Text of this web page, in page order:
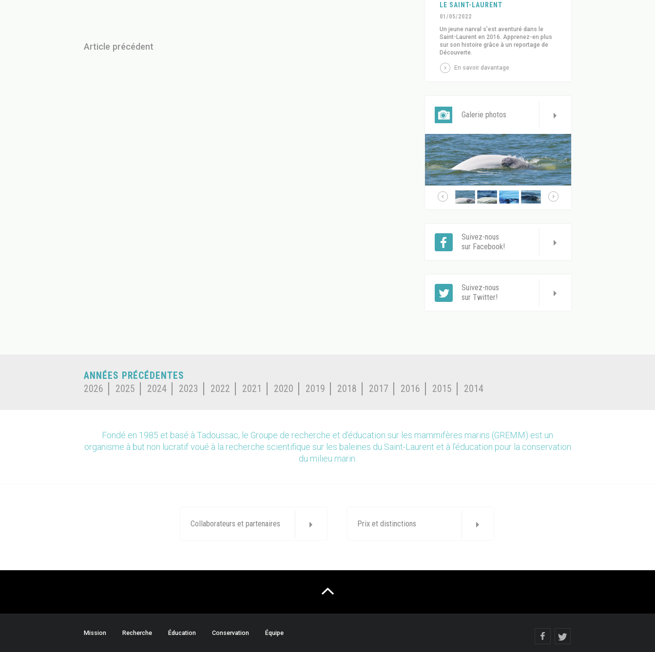
Article précédent
LE SAINT-LAURENT
01/05/2022
Un jeune narval s’est aventuré dans le
Saint-Laurent en 2016. Apprenez-en plus
sur son histoire grâce à un reportage de
Découverte.
En savoir davantage
Galerie photos
Suivez-nous
sur Facebook!
Suivez-nous
sur Twitter!
ANNÉES PRÉCÉDENTES
2026
2025 2024 2023 2022 2021 2020 2019 2018 2017 2016 2015 2014
Fondé en 1985 et basé à Tadoussac, le Groupe de recherche et d’éducation sur les mammifères marins (GREMM) est un
organisme à but non lucratif voué à la recherche scientifique sur les baleines du Saint-Laurent et à l’éducation pour la conservation
du milieu marin.
Collaborateurs et partenaires Prix et distinctions
Mission Recherche Éducation Conservation Équipe